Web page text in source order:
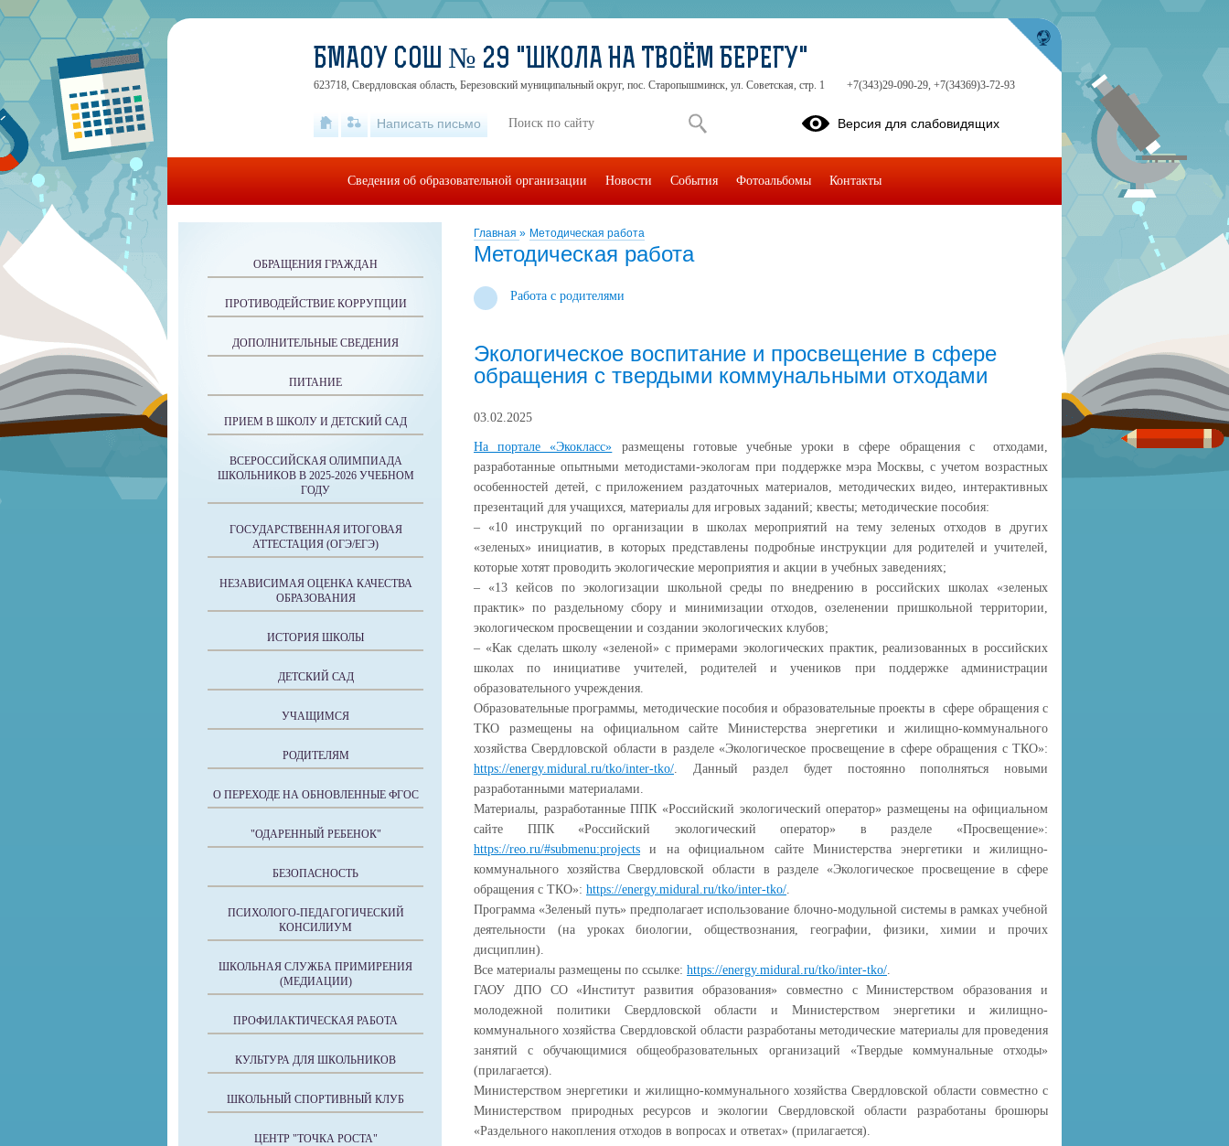
Главная » Методическая работа
Методическая работа
Работа с родителями
Экологическое воспитание и просвещение в сфере
обращения с твердыми коммунальными отходами
03.02.2025
На портале «Экокласс» размещены готовые учебные уроки в сфере обращения с отходами,
разработанные опытными методистами-экологам при поддержке мэра Москвы, с учетом возрастных
особенностей детей, с приложением раздаточных материалов, методических видео, интерактивных
презентаций для учащихся, материалы для игровых заданий; квесты; методические пособия:
– «10 инструкций по организации в школах мероприятий на тему зеленых отходов в других
«зеленых» инициатив, в которых представлены подробные инструкции для родителей и учителей,
которые хотят проводить экологические мероприятия и акции в учебных заведениях;
– «13 кейсов по экологизации школьной среды по внедрению в российских школах «зеленых
практик» по раздельному сбору и минимизации отходов, озеленении пришкольной территории,
экологическом просвещении и создании экологических клубов;
– «Как сделать школу «зеленой» с примерами экологических практик, реализованных в российских
школах по инициативе учителей, родителей и учеников при поддержке администрации
образовательного учреждения.
Образовательные программы, методические пособия и образовательные проекты в сфере обращения с
ТКО размещены на официальном сайте Министерства энергетики и жилищно-коммунального
хозяйства Свердловской области в разделе «Экологическое просвещение в сфере обращения с ТКО»:
https://energy.midural.ru/tko/inter-tko/. Данный раздел будет постоянно пополняться новыми
разработанными материалами.
Материалы, разработанные ППК «Российский экологический оператор» размещены на официальном
сайте ППК «Российский экологический оператор» в разделе «Просвещение»:
https://reo.ru/#submenu:projects и на официальном сайте Министерства энергетики и жилищно-
коммунального хозяйства Свердловской области в разделе «Экологическое просвещение в сфере
обращения с ТКО»: https://energy.midural.ru/tko/inter-tko/.
Программа «Зеленый путь» предполагает использование блочно-модульной системы в рамках учебной
деятельности (на уроках биологии, обществознания, географии, физики, химии и прочих
дисциплин).
Все материалы размещены по ссылке: https://energy.midural.ru/tko/inter-tko/.
ГАОУ ДПО СО «Институт развития образования» совместно с Министерством образования и
молодежной политики Свердловской области и Министерством энергетики и жилищно-
коммунального хозяйства Свердловской области разработаны методические материалы для проведения
занятий с обучающимися общеобразовательных организаций «Твердые коммунальные отходы»
(прилагается).
Министерством энергетики и жилищно-коммунального хозяйства Свердловской области совместно с
Министерством природных ресурсов и экологии Свердловской области разработаны брошюры
«Раздельного накопления отходов в вопросах и ответах» (прилагается).
ОБРАЩЕНИЯ ГРАЖДАН
ПРОТИВОДЕЙСТВИЕ КОРРУПЦИИ
ДОПОЛНИТЕЛЬНЫЕ СВЕДЕНИЯ
ПИТАНИЕ
ПРИЕМ В ШКОЛУ И ДЕТСКИЙ САД
ВСЕРОССИЙСКАЯ ОЛИМПИАДА
ШКОЛЬНИКОВ В 2025-2026 УЧЕБНОМ
ГОДУ
ГОСУДАРСТВЕННАЯ ИТОГОВАЯ
АТТЕСТАЦИЯ (ОГЭ/ЕГЭ)
НЕЗАВИСИМАЯ ОЦЕНКА КАЧЕСТВА
ОБРАЗОВАНИЯ
ИСТОРИЯ ШКОЛЫ
ДЕТСКИЙ САД
УЧАЩИМСЯ
РОДИТЕЛЯМ
О ПЕРЕХОДЕ НА ОБНОВЛЕННЫЕ ФГОС
"ОДАРЕННЫЙ РЕБЕНОК"
БЕЗОПАСНОСТЬ
ПСИХОЛОГО-ПЕДАГОГИЧЕСКИЙ
КОНСИЛИУМ
ШКОЛЬНАЯ СЛУЖБА ПРИМИРЕНИЯ
(МЕДИАЦИИ)
ПРОФИЛАКТИЧЕСКАЯ РАБОТА
КУЛЬТУРА ДЛЯ ШКОЛЬНИКОВ
ШКОЛЬНЫЙ СПОРТИВНЫЙ КЛУБ
ЦЕНТР "ТОЧКА РОСТА"
БМАОУ СОШ № 29 "ШКОЛА НА ТВОЁМ БЕРЕГУ"
623718, Свердловская область, Березовский муниципальный округ, пос. Старопышминск, ул. Советская, стр. 1 +7(343)29-090-29, +7(34369)3-72-93
Написать письмо Версия для слабовидящих
Сведения об образовательной организации Новости События Фотоальбомы Контакты